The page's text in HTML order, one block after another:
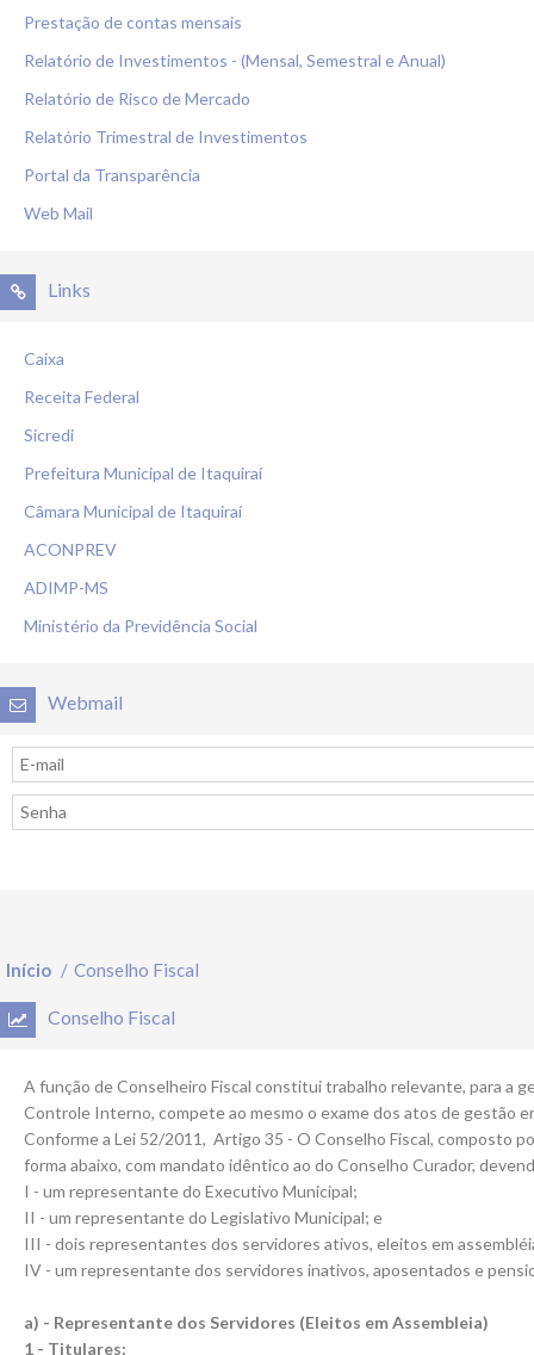
Prestação de contas mensais
Relatório de Investimentos - (Mensal, Semestral e Anual)
Relatório de Risco de Mercado
Relatório Trimestral de Investimentos
Portal da Transparência
Web Mail
Links
Caixa
Receita Federal
Sicredi
Prefeitura Municipal de Itaquiraí
Câmara Municipal de Itaquiraí
ACONPREV
ADIMP-MS
Ministério da Previdência Social
Webmail
Início / Conselho Fiscal
Conselho Fiscal
A função de Conselheiro Fiscal constitui trabalho relevante, para a
Controle Interno, compete ao mesmo o exame dos atos de gestão
Conforme a Lei 52/2011, Artigo 35 - O Conselho Fiscal, composto
forma abaixo, com mandato idêntico ao do Conselho Curador,
I - um representante do Executivo Municipal;
II - um representante do Legislativo Municipal; e
III - dois representantes dos servidores ativos, eleitos em
IV - um representante dos servidores inativos, aposentados e
a) - Representante dos Servidores (Eleitos em Assembleia)
1 - Titulares: